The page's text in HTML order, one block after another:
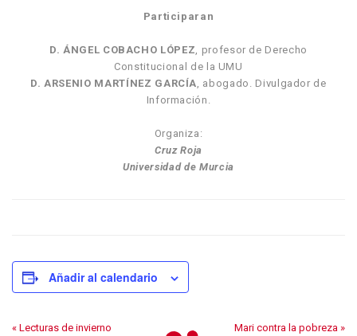
Participaran
D. ÁNGEL COBACHO LÓPEZ, profesor de Derecho
Constitucional de la UMU
D. ARSENIO MARTÍNEZ GARCÍA, abogado. Divulgador de
Información.
Organiza:
Cruz Roja
Universidad de Murcia
Añadir al calendario
« Lecturas de invierno Mari contra la pobreza »